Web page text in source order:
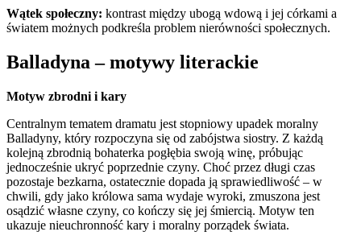
Wątek społeczny: kontrast między ubogą wdową i jej córkami a
światem możnych podkreśla problem nierówności społecznych.
Balladyna – motywy literackie
Motyw zbrodni i kary
Centralnym tematem dramatu jest stopniowy upadek moralny
Balladyny, który rozpoczyna się od zabójstwa siostry. Z każdą
kolejną zbrodnią bohaterka pogłębia swoją winę, próbując
jednocześnie ukryć poprzednie czyny. Choć przez długi czas
pozostaje bezkarna, ostatecznie dopada ją sprawiedliwość – w
chwili, gdy jako królowa sama wydaje wyroki, zmuszona jest
osądzić własne czyny, co kończy się jej śmiercią. Motyw ten
ukazuje nieuchronność kary i moralny porządek świata.